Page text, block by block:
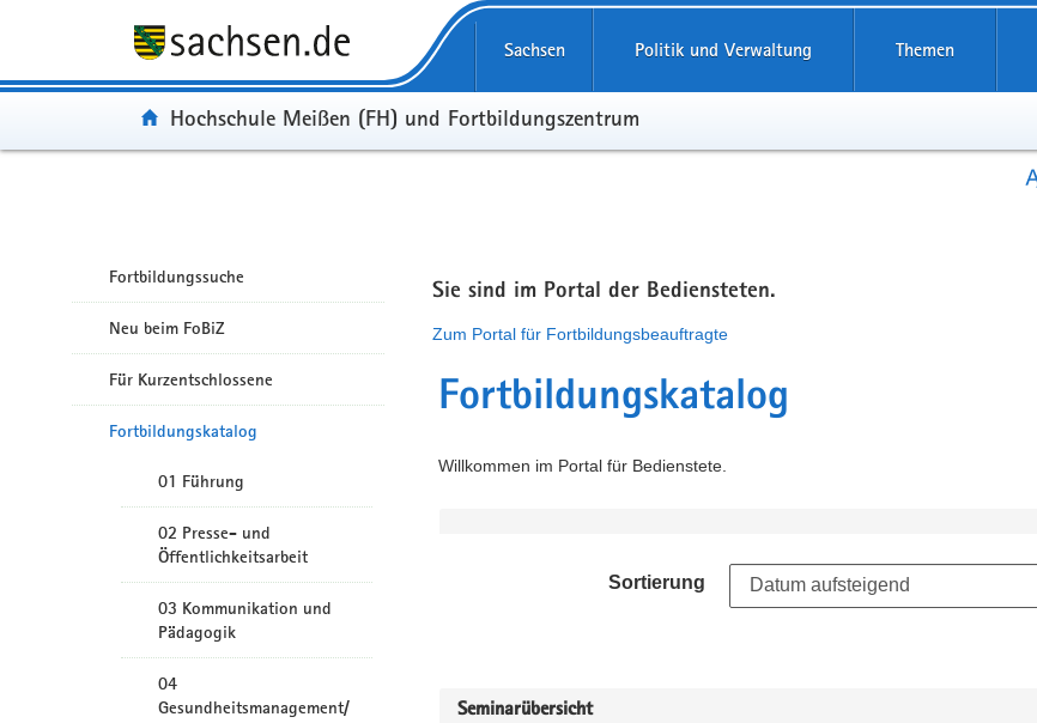
Sachsen Politik und Verwaltung Themen
Portal:
Hochschule Meißen (FH) und Fortbildungszentrum
Fortbildungssuche
Neu beim FoBiZ
Für Kurzentschlossene
Fortbildungskatalog
01 Führung
02 Presse- und
Öffentlichkeitsarbeit
03 Kommunikation und
Pädagogik
04
Gesundheitsmanagement/
Sie sind im Portal der Bediensteten.
Zum Portal für Fortbildungsbeauftragte
Fortbildungskatalog
Willkommen im Portal für Bedienstete.
Sortierung
Seminarübersicht